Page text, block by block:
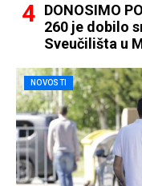
DONOSIMO
260 je dobilo
Sveučilišta u
NOVOSTI